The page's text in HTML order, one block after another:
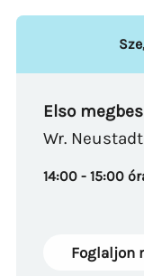
Sze
Elso
Wr. Neustadt
14:00 - 15:00
Foglaljon